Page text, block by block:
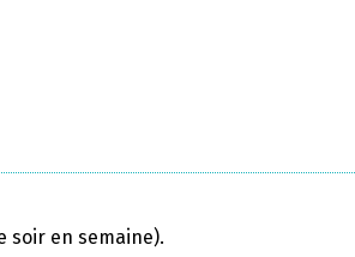
soir en semaine).